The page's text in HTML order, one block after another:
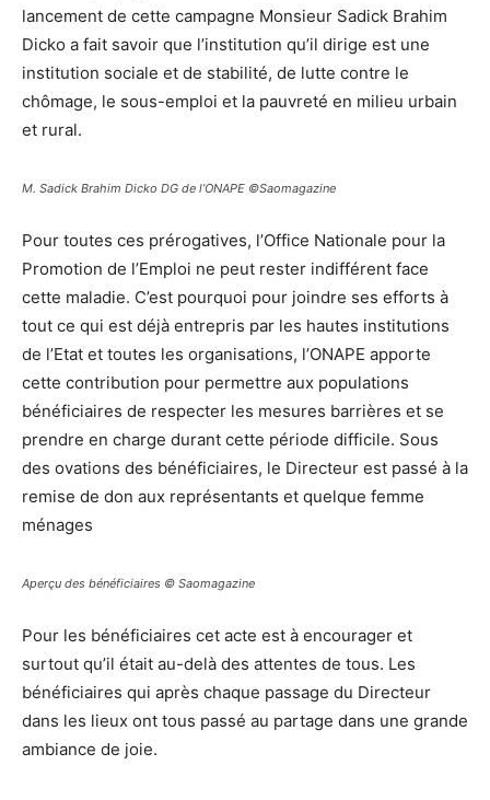
lancement de cette campagne Monsieur Sadick Brahim
Dicko a fait savoir que l’institution qu’il dirige est une
institution sociale et de stabilité, de lutte contre le
chômage, le sous-emploi et la pauvreté en milieu urbain
et rural.
M. Sadick Brahim Dicko DG de l’ONAPE ©Saomagazine
Pour toutes ces prérogatives, l’Office Nationale pour la
Promotion de l’Emploi ne peut rester indifférent face
cette maladie. C’est pourquoi pour joindre ses efforts à
tout ce qui est déjà entrepris par les hautes institutions
de l’Etat et toutes les organisations, l’ONAPE apporte
cette contribution pour permettre aux populations
bénéficiaires de respecter les mesures barrières et se
prendre en charge durant cette période difficile. Sous
des ovations des bénéficiaires, le Directeur est passé à la
remise de don aux représentants et quelque femme
ménages
Aperçu des bénéficiaires © Saomagazine
Pour les bénéficiaires cet acte est à encourager et
surtout qu’il était au-delà des attentes de tous. Les
bénéficiaires qui après chaque passage du Directeur
dans les lieux ont tous passé au partage dans une grande
ambiance de joie.